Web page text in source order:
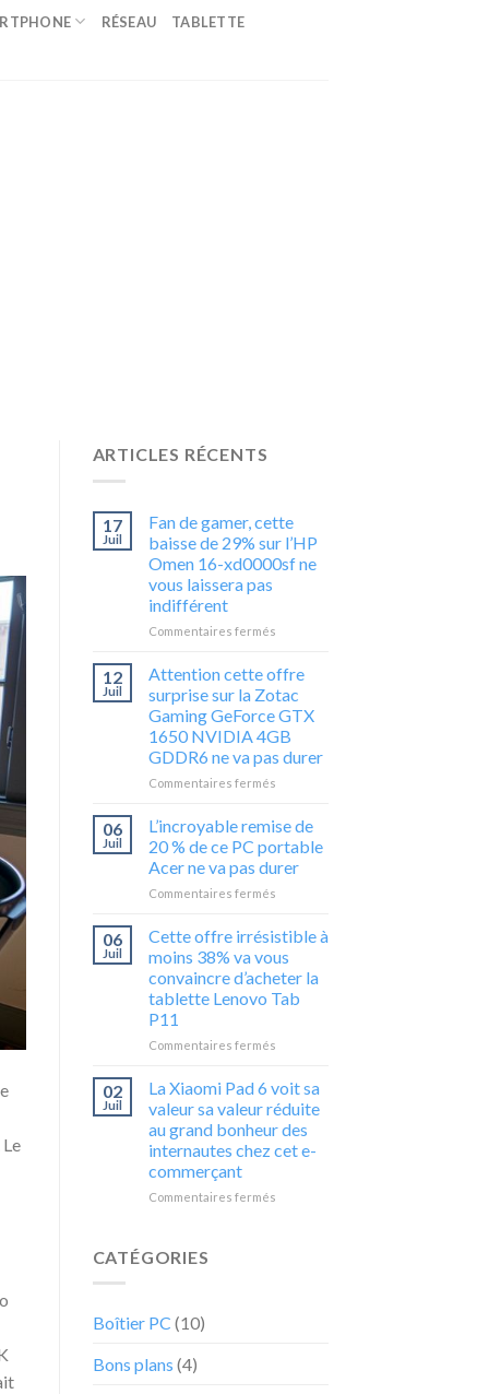
RÉSEAU TABLETTE
ARTICLES RÉCENTS
17
Juil
Fan de gamer, cette
baisse de 29% sur l’HP
Omen 16-xd0000sf ne
vous laissera pas
indifférent
Commentaires ferméssur
de
gamer,
cette
baisse
de
29%
16-
xd0000sf
ne
vous
indifférent
12
Juil
Attention cette offre
surprise sur la Zotac
Gaming GeForce GTX
1650 NVIDIA 4GB
GDDR6 ne va pas durer
Commentaires ferméssur
cette
offre
surprise
sur
la
Gaming
GTX
1650
NVIDIA
GDDR6
pas
durer
06
Juil
L’incroyable remise de
20 % de ce PC portable
Acer ne va pas durer
Commentaires ferméssur
remise
de
20
%
de
ne
va
pas
durer
06
Juil
Cette offre irrésistible à
moins 38% va vous
convaincre d’acheter la
tablette Lenovo Tab
P11
Commentaires ferméssur
offre
irrésistible
à
moins
38%
02
Juil
La Xiaomi Pad 6 voit sa
valeur sa valeur réduite
au grand bonheur des
internautes chez cet e-
commerçant
Commentaires ferméssur
CATÉGORIES
Boîtier PC (10)
Bons plans (4)